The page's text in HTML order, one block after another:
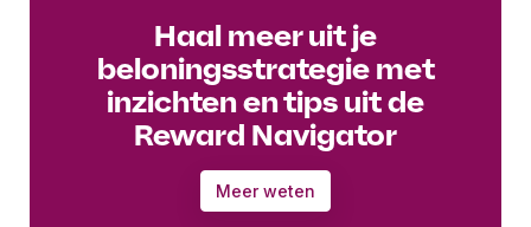
Haal meer uit je
beloningsstrategie met
inzichten en tips uit de
Reward Navigator
Meer weten